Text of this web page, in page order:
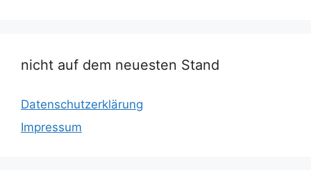
nicht auf dem neuesten Stand
Datenschutzerklärung
Impressum